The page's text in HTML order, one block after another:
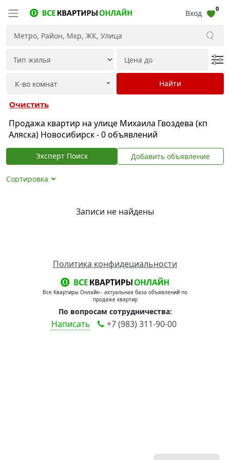
Вход 0
Очистить
Продажа квартир на улице Михаила Гвоздева (кп
Аляска) Новосибирск - 0 объявлений
Эксперт Поиск Добавить объявление
Сортировка
Записи не найдены
Политика конфидециальности
Все Квартиры Онлайн - актуальная база объявлений по
продаже квартир
По вопросам сотрудничества:
Написать +7 (983) 311-90-00